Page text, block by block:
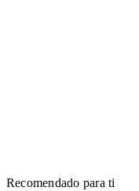
Recomendado para ti